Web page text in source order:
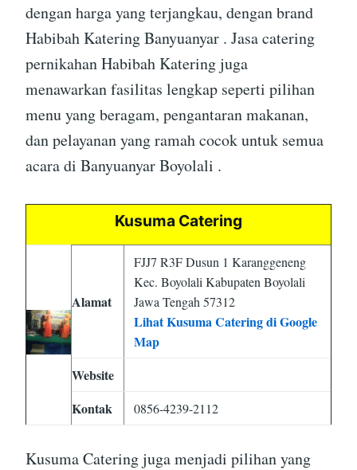
dengan harga yang terjangkau, dengan brand
Habibah Katering Banyuanyar . Jasa catering
pernikahan Habibah Katering juga
menawarkan fasilitas lengkap seperti pilihan
menu yang beragam, pengantaran makanan,
dan pelayanan yang ramah cocok untuk semua
acara di Banyuanyar Boyolali .
Kusuma Catering
Alamat
FJJ7 R3F Dusun 1 Karanggeneng
Kec. Boyolali Kabupaten Boyolali
Jawa Tengah 57312
Lihat Kusuma Catering di Google
Map
Website
Kontak
0856-4239-2112
Kusuma Catering juga menjadi pilihan yang